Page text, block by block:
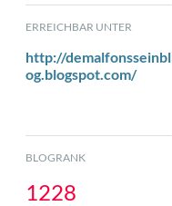
ERREICHBAR UNTER
http://demalfonsseinbl
og.blogspot.com/
BLOGRANK
1228